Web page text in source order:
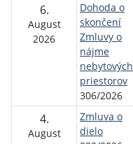
6.
August
2026
Dohoda o
skončení
Zmluvy o
nájme
nebytových
priestorov
306/2026
4.
August
Zmluva o
dielo